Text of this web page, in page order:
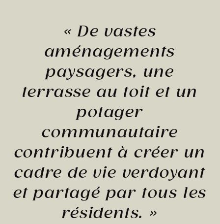
«De vastes
aménagements
paysagers, une
terrasse au toit et un
potager
communautaire
contribuent à créer un
cadre de vie verdoyant
et partagé par tous les
résidents. »